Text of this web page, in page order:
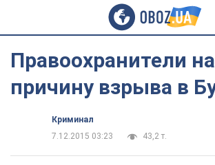
Правоохранители
причину взрыва в
Криминал
7.12.2015 03:23
43,2 т.